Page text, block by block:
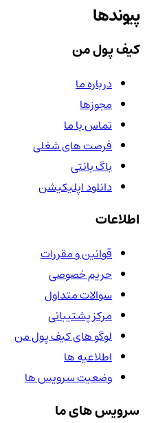
پیوندها
کیف پول من
درباره ما
مجوزها
تماس با ما
فرصت های شغلی
باگ بانتی
دانلود اپلیکیشن
اطلاعات
قوانین و مقررات
حریم خصوصی
سوالات متداول
مرکز پشتیبانی
لوگو های کیف پول من
اطلاعیه ها
وضعیت سرویس ها
سرویس های ما